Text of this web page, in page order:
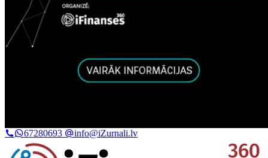
67280693 info@iZurnali.lv